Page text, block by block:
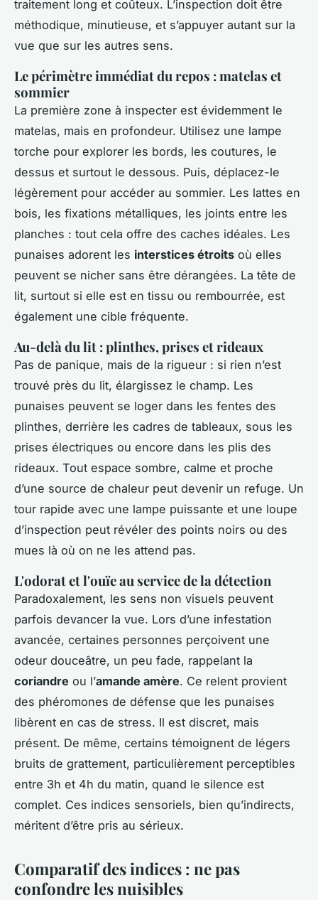
traitement long et coûteux. L’inspection doit être
méthodique, minutieuse, et s’appuyer autant sur la
vue que sur les autres sens.
Le périmètre immédiat du repos : matelas et
sommier
La première zone à inspecter est évidemment le
matelas, mais en profondeur. Utilisez une lampe
torche pour explorer les bords, les coutures, le
dessus et surtout le dessous. Puis, déplacez-le
légèrement pour accéder au sommier. Les lattes en
bois, les fixations métalliques, les joints entre les
planches : tout cela offre des caches idéales. Les
punaises adorent les interstices étroits où elles
peuvent se nicher sans être dérangées. La tête de
lit, surtout si elle est en tissu ou rembourrée, est
également une cible fréquente.
Au-delà du lit : plinthes, prises et rideaux
Pas de panique, mais de la rigueur : si rien n’est
trouvé près du lit, élargissez le champ. Les
punaises peuvent se loger dans les fentes des
plinthes, derrière les cadres de tableaux, sous les
prises électriques ou encore dans les plis des
rideaux. Tout espace sombre, calme et proche
d’une source de chaleur peut devenir un refuge. Un
tour rapide avec une lampe puissante et une loupe
d’inspection peut révéler des points noirs ou des
mues là où on ne les attend pas.
L'odorat et l'ouïe au service de la détection
Paradoxalement, les sens non visuels peuvent
parfois devancer la vue. Lors d’une infestation
avancée, certaines personnes perçoivent une
odeur douceâtre, un peu fade, rappelant la
coriandre ou l’amande amère. Ce relent provient
des phéromones de défense que les punaises
libèrent en cas de stress. Il est discret, mais
présent. De même, certains témoignent de légers
bruits de grattement, particulièrement perceptibles
entre 3h et 4h du matin, quand le silence est
complet. Ces indices sensoriels, bien qu’indirects,
méritent d’être pris au sérieux.
Comparatif des indices : ne pas
confondre les nuisibles